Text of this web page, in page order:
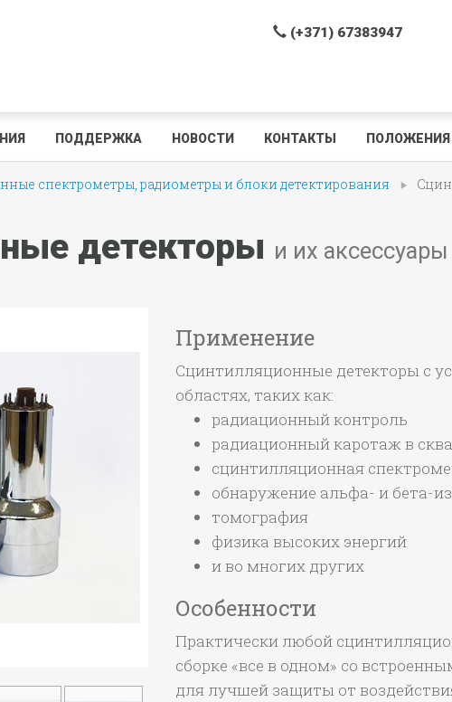
(+371) 67383947
ПОДДЕРЖКА НОВОСТИ КОНТАКТЫ ПОЛОЖЕНИЯ
спектрометры, радиометры и блоки детектирования
детекторы и их аксессуары
Применение
Сцинтилляционные детекторы с
областях, таких как:
радиационный контроль
радиационный каротаж в
сцинтилляционная
обнаружение альфа- и бета-
томография
физика высоких энергий
и во многих других
Особенности
Практически любой
сборке «все в одном» со
для лучшей защиты от